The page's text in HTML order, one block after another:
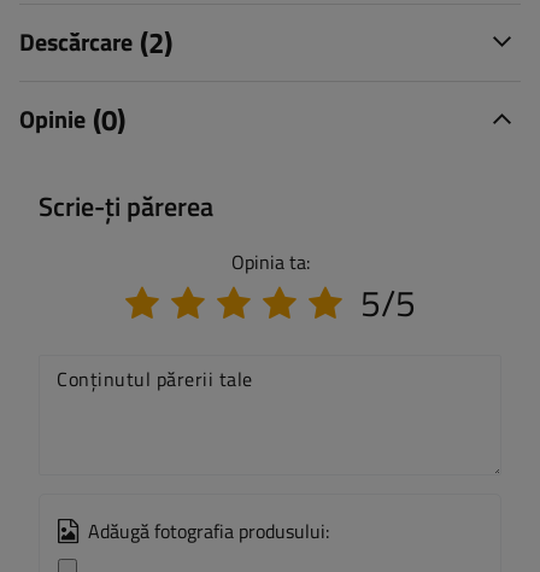
Descărcare (2)
Opinie (0)
Scrie-ți părerea
Opinia ta:
5/5
Conținutul părerii tale
Adăugă fotografia produsului: